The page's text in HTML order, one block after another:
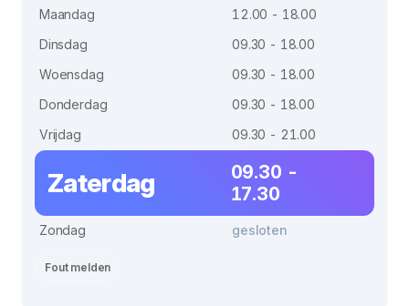
Maandag
12.00 - 18.00
Dinsdag
09.30 - 18.00
Woensdag
09.30 - 18.00
Donderdag
09.30 - 18.00
Vrijdag
09.30 - 21.00
Zaterdag
09.30 -
17.30
Zondag gesloten
Fout melden